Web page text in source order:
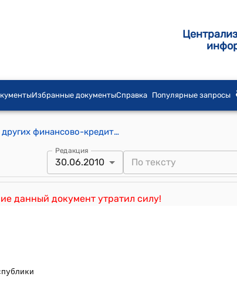
Избранные документыСправка Популярные запросы
Положение о кредитовании в коммерческих банках и других финансово-кредитных учреждениях, лицензируемых Национальным банком Кыргызской Республики" ( Утверждено постановлением Правления Национального банка Кыргызской Республики от 27 апреля 2005 г. № 12/7)
Редакция
30.06.2010
данный документ утратил силу!